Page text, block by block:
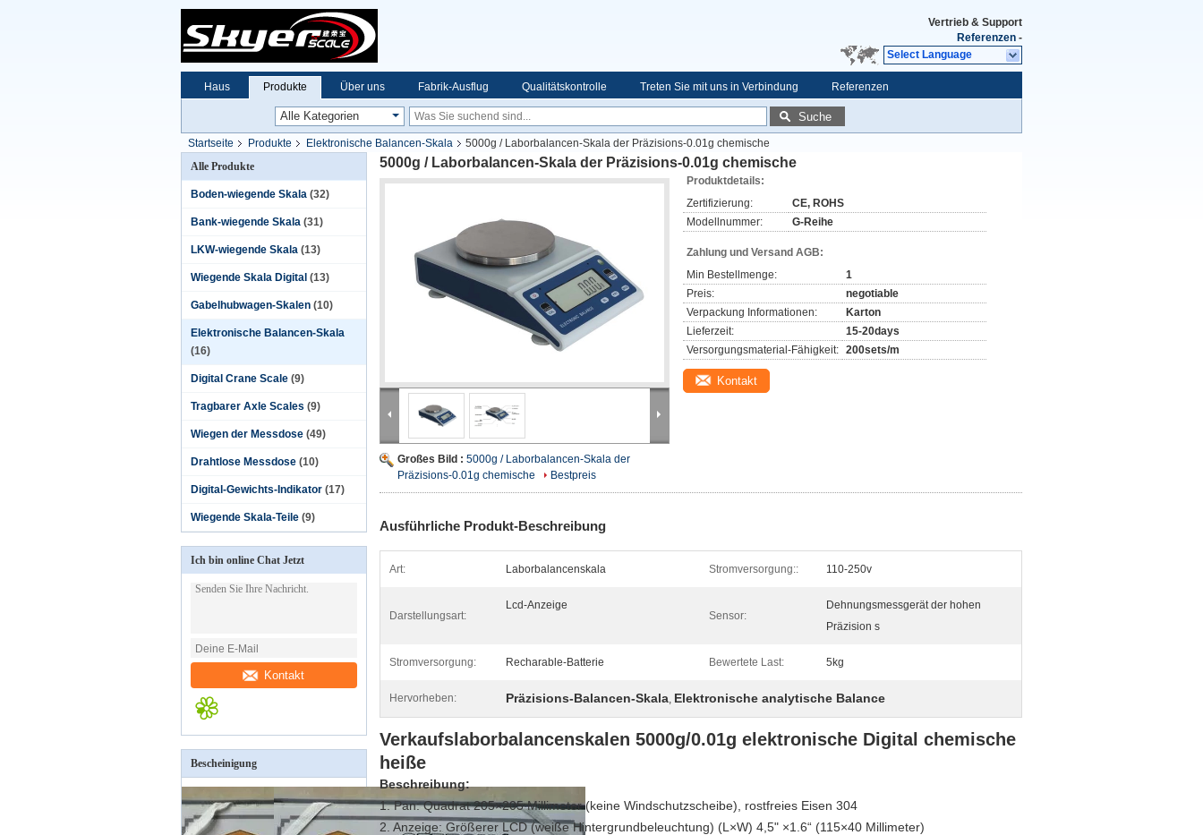
Vertrieb & Support
Referenzen -
Select Language
Haus Produkte Über uns Fabrik-Ausflug Qualitätskontrolle Treten Sie mit uns in Verbindung Referenzen
Suche
Startseite Produkte Elektronische Balancen-Skala
5000g / Laborbalancen-Skala der Präzisions-0.01g chemische
Alle Produkte
Boden-wiegende Skala (32)
Bank-wiegende Skala (31)
LKW-wiegende Skala (13)
Wiegende Skala Digital (13)
Gabelhubwagen-Skalen (10)
Elektronische Balancen-Skala
(16)
Digital Crane Scale (9)
Tragbarer Axle Scales (9)
Wiegen der Messdose (49)
Drahtlose Messdose (10)
Digital-Gewichts-Indikator (17)
Wiegende Skala-Teile (9)
Ich bin online Chat Jetzt
Kontakt
Bescheinigung
5000g / Laborbalancen-Skala der Präzisions-0.01g chemische
Großes Bild : 5000g / Laborbalancen-Skala der
Präzisions-0.01g chemische
Bestpreis
Produktdetails:
Zertifizierung:
CE, ROHS
Modellnummer:
G-Reihe
Zahlung und Versand AGB:
Min Bestellmenge:
1
Preis:
negotiable
Verpackung Informationen:
Karton
Lieferzeit:
15-20days
Versorgungsmaterial-Fähigkeit: 200sets/m
Kontakt
Ausführliche Produkt-Beschreibung
Art: Laborbalancenskala Stromversorgung:: 110-250v
Darstellungsart:
Lcd-Anzeige
Sensor:
Dehnungsmessgerät der hohen
Präzision s
Stromversorgung: Recharable-Batterie Bewertete Last: 5kg
Hervorheben: Präzisions-Balancen-Skala, Elektronische analytische Balance
Verkaufslaborbalancenskalen 5000g/0.01g elektronische Digital chemische
heiße
Beschreibung:
1. Pan: Quadrat 205×205 Millimeter (keine Windschutzscheibe), rostfreies Eisen 304
2. Anzeige: Größerer LCD (weiße Hintergrundbeleuchtung) (L×W) 4,5" ×1.6“ (115×40 Millimeter)